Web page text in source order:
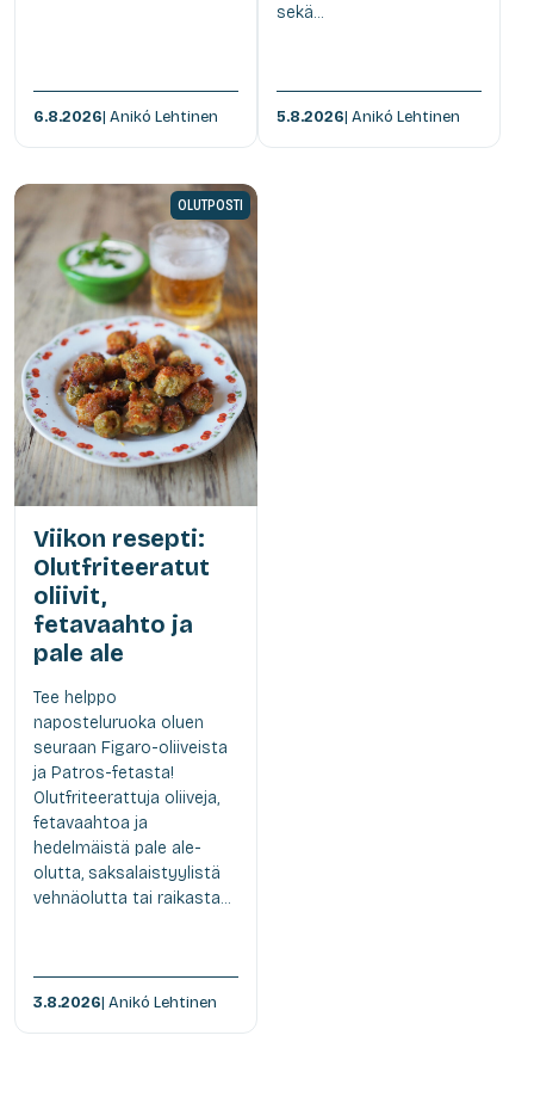
6.8.2026| Anikó Lehtinen
sekä...
5.8.2026| Anikó Lehtinen
OLUTPOSTI
Viikon resepti:
Olutfriteeratut
oliivit,
fetavaahto ja
pale ale
Tee helppo
naposteluruoka oluen
seuraan Figaro-oliiveista
ja Patros-fetasta!
Olutfriteerattuja oliiveja,
fetavaahtoa ja
hedelmäistä pale ale-
olutta, saksalaistyylistä
vehnäolutta tai raikasta...
3.8.2026| Anikó Lehtinen